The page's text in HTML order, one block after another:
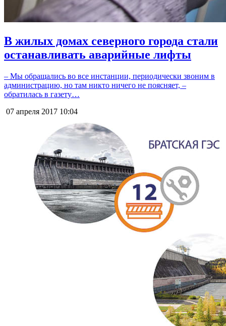
В жилых домах северного города стали
останавливать аварийные лифты
– Мы обращались во все инстанции, периодически звоним в
администрацию, но там никто ничего не поясняет, –
обратилась в газету…
07 апреля 2017 10:04